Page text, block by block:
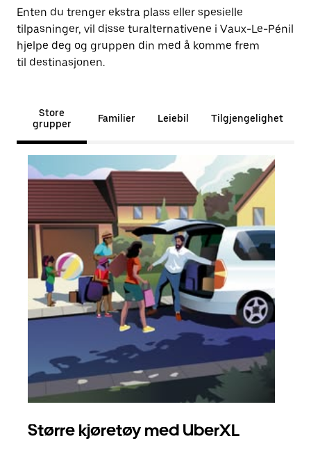
Enten du trenger ekstra plass eller spesielle
tilpasninger, vil disse turalternativene i Vaux-Le-Pénil
hjelpe deg og gruppen din med å komme frem
til destinasjonen.
Store
grupper
Familier Leiebil Tilgjengelighet
Større kjøretøy med UberXL